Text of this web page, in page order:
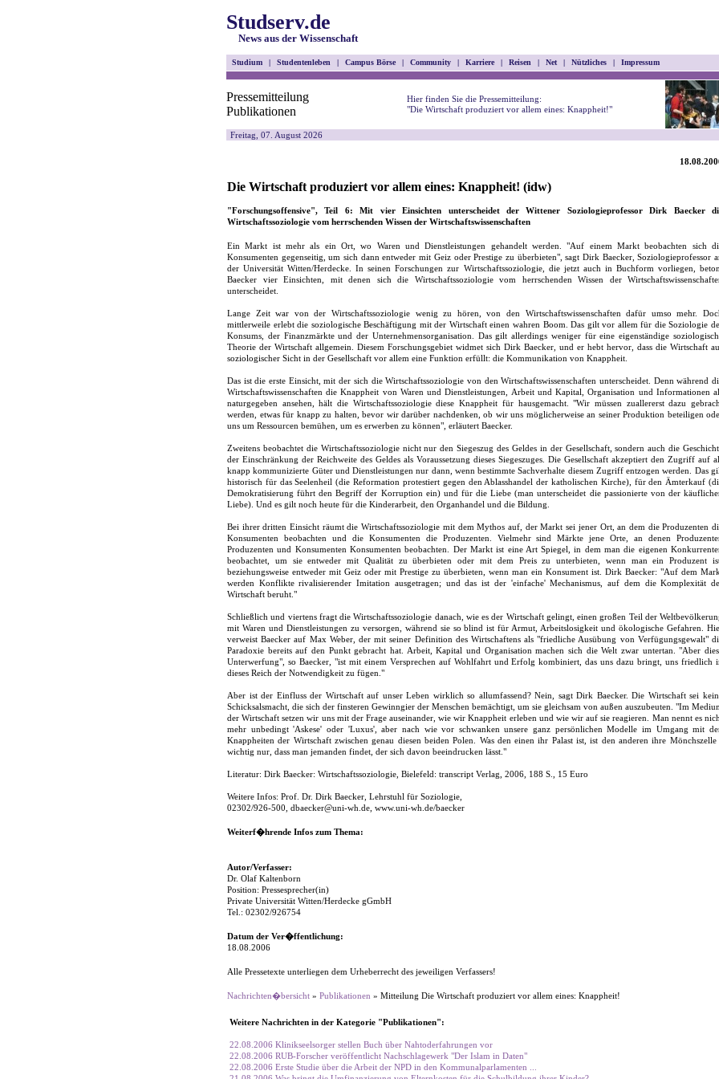
Studserv.de
News aus der Wissenschaft
Studium | Studentenleben | Campus Börse | Community | Karriere | Reisen | Net | Nützliches | Impressum
Pressemitteilung
Publikationen
Hier finden Sie die Pressemitteilung:
"Die Wirtschaft produziert vor allem eines: Knappheit!"
Freitag, 07. August 2026
Die Wirtschaft produziert vor allem eines: Knappheit! (idw)
"Forschungsoffensive", Teil 6: Mit vier Einsichten unterscheidet der Wittener Soziologieprofessor Dirk Baecker
Wirtschaftssoziologie vom herrschenden Wissen der Wirtschaftswissenschaften
Ein Markt ist mehr als ein Ort, wo Waren und Dienstleistungen gehandelt werden. "Auf einem Markt beobachten sich
Konsumenten gegenseitig, um sich dann entweder mit Geiz oder Prestige zu überbieten", sagt Dirk Baecker, Soziologieprofessor
der Universität Witten/Herdecke. In seinen Forschungen zur Wirtschaftssoziologie, die jetzt auch in Buchform vorliegen,
Baecker vier Einsichten, mit denen sich die Wirtschaftssoziologie vom herrschenden Wissen der
unterscheidet.
Lange Zeit war von der Wirtschaftssoziologie wenig zu hören, von den Wirtschaftswissenschaften dafür umso mehr.
mittlerweile erlebt die soziologische Beschäftigung mit der Wirtschaft einen wahren Boom. Das gilt vor allem für die Soziologie
Konsums, der Finanzmärkte und der Unternehmensorganisation. Das gilt allerdings weniger für eine eigenständige
Theorie der Wirtschaft allgemein. Diesem Forschungsgebiet widmet sich Dirk Baecker, und er hebt hervor, dass die Wirtschaft
soziologischer Sicht in der Gesellschaft vor allem eine Funktion erfüllt: die Kommunikation von Knappheit.
Das ist die erste Einsicht, mit der sich die Wirtschaftssoziologie von den Wirtschaftswissenschaften unterscheidet. Denn während
Wirtschaftswissenschaften die Knappheit von Waren und Dienstleistungen, Arbeit und Kapital, Organisation und Informationen
naturgegeben ansehen, hält die Wirtschaftssoziologie diese Knappheit für hausgemacht. "Wir müssen zuallererst dazu
werden, etwas für knapp zu halten, bevor wir darüber nachdenken, ob wir uns möglicherweise an seiner Produktion beteiligen
uns um Ressourcen bemühen, um es erwerben zu können", erläutert Baecker.
Zweitens beobachtet die Wirtschaftssoziologie nicht nur den Siegeszug des Geldes in der Gesellschaft, sondern auch die
der Einschränkung der Reichweite des Geldes als Voraussetzung dieses Siegeszuges. Die Gesellschaft akzeptiert den Zugriff auf
knapp kommunizierte Güter und Dienstleistungen nur dann, wenn bestimmte Sachverhalte diesem Zugriff entzogen werden. Das
historisch für das Seelenheil (die Reformation protestiert gegen den Ablasshandel der katholischen Kirche), für den Ämterkauf
Demokratisierung führt den Begriff der Korruption ein) und für die Liebe (man unterscheidet die passionierte von der
Liebe). Und es gilt noch heute für die Kinderarbeit, den Organhandel und die Bildung.
Bei ihrer dritten Einsicht räumt die Wirtschaftssoziologie mit dem Mythos auf, der Markt sei jener Ort, an dem die Produzenten
Konsumenten beobachten und die Konsumenten die Produzenten. Vielmehr sind Märkte jene Orte, an denen
Produzenten und Konsumenten Konsumenten beobachten. Der Markt ist eine Art Spiegel, in dem man die eigenen
beobachtet, um sie entweder mit Qualität zu überbieten oder mit dem Preis zu unterbieten, wenn man ein Produzent
beziehungsweise entweder mit Geiz oder mit Prestige zu überbieten, wenn man ein Konsument ist. Dirk Baecker: "Auf dem
werden Konflikte rivalisierender Imitation ausgetragen; und das ist der 'einfache' Mechanismus, auf dem die Komplexität
Wirtschaft beruht."
Schließlich und viertens fragt die Wirtschaftssoziologie danach, wie es der Wirtschaft gelingt, einen großen Teil der
mit Waren und Dienstleistungen zu versorgen, während sie so blind ist für Armut, Arbeitslosigkeit und ökologische Gefahren.
verweist Baecker auf Max Weber, der mit seiner Definition des Wirtschaftens als "friedliche Ausübung von Verfügungsgewalt"
Paradoxie bereits auf den Punkt gebracht hat. Arbeit, Kapital und Organisation machen sich die Welt zwar untertan. "Aber
Unterwerfung", so Baecker, "ist mit einem Versprechen auf Wohlfahrt und Erfolg kombiniert, das uns dazu bringt, uns friedlich
dieses Reich der Notwendigkeit zu fügen."
Aber ist der Einfluss der Wirtschaft auf unser Leben wirklich so allumfassend? Nein, sagt Dirk Baecker. Die Wirtschaft sei
Schicksalsmacht, die sich der finsteren Gewinngier der Menschen bemächtigt, um sie gleichsam von außen auszubeuten. "Im
der Wirtschaft setzen wir uns mit der Frage auseinander, wie wir Knappheit erleben und wie wir auf sie reagieren. Man nennt es
mehr unbedingt 'Askese' oder 'Luxus', aber nach wie vor schwanken unsere ganz persönlichen Modelle im Umgang mit
Knappheiten der Wirtschaft zwischen genau diesen beiden Polen. Was den einen ihr Palast ist, ist den anderen ihre
wichtig nur, dass man jemanden findet, der sich davon beeindrucken lässt."
Literatur: Dirk Baecker: Wirtschaftssoziologie, Bielefeld: transcript Verlag, 2006, 188 S., 15 Euro
Weitere Infos: Prof. Dr. Dirk Baecker, Lehrstuhl für Soziologie,
02302/926-500, dbaecker@uni-wh.de, www.uni-wh.de/baecker
Weiterf�hrende Infos zum Thema:
Autor/Verfasser:
Dr. Olaf Kaltenborn
Position: Pressesprecher(in)
Private Universität Witten/Herdecke gGmbH
Tel.: 02302/926754
Datum der Ver�ffentlichung:
18.08.2006
Alle Pressetexte unterliegen dem Urheberrecht des jeweiligen Verfassers!
Nachrichten�bersicht » Publikationen » Mitteilung Die Wirtschaft produziert vor allem eines: Knappheit!
Weitere Nachrichten in der Kategorie "Publikationen":
22.08.2006 Klinikseelsorger stellen Buch über Nahtoderfahrungen vor
22.08.2006 RUB-Forscher veröffentlicht Nachschlagewerk "Der Islam in Daten"
22.08.2006 Erste Studie über die Arbeit der NPD in den Kommunalparlamenten ...